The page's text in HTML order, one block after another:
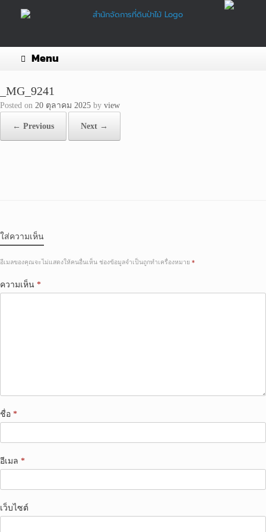
Menu
_MG_9241
Posted on 20 ตุลาคม 2025 by view
← Previous Next →
ใส่ความเห็น
อีเมลของคุณจะไม่แสดงให้คนอื่นเห็น ช่องข้อมูลจำเป็นถูกทำเครื่องหมาย *
ความเห็น *
ชื่อ *
อีเมล *
เว็บไซต์